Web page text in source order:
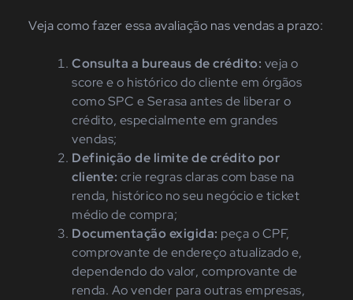
Veja como fazer essa avaliação nas vendas a prazo:
Consulta a bureaus de crédito: veja o
score e o histórico do cliente em órgãos
como SPC e Serasa antes de liberar o
crédito, especialmente em grandes
vendas;
Definição de limite de crédito por
cliente: crie regras claras com base na
renda, histórico no seu negócio e ticket
médio de compra;
Documentação exigida: peça o CPF,
comprovante de endereço atualizado e,
dependendo do valor, comprovante de
renda. Ao vender para outras empresas,